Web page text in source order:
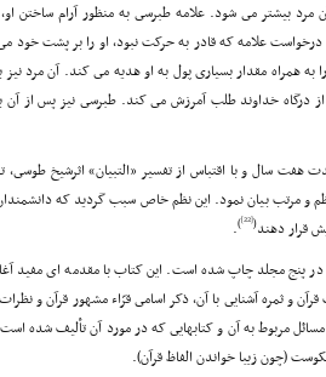
بیشتر مى شود. علامه طبرسى به منظور آرام ساختن
درخواست علامه که قادر به حرکت نبود، او را بر پشت
همراه مقدار بسیارى پول به او هدیه مى کند. آن مرد
درگاه خداوند طلب آمرزش مى کند. طبرسى نیز پس از آن
سال و با اقتباس از تفسیر «التبیان» اثرشیخ طوسى،
و مرتب بیان نمود. این نظم خاص سبب گردید که دانشمندان
قرار دهند(
[22]
)
.
در پنج مجلد چاپ شده است. این کتاب با مقدمه اى مفید
و ثمره آشنایى با آن، ذکر اسامى قرّاء مشهور قرآن و
مسائل مربوط به آن و کتابهایى که در مورد آن تألیف شده
(چون زیبا خواندن الفاظ قرآن).